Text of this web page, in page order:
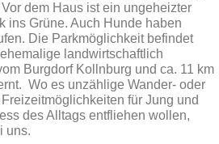
dem Haus ist ein ungeheizter
ins Grüne. Auch Hunde haben
Die Parkmöglichkeit befindet
landwirtschaftlich
Burgdorf Kollnburg und ca. 11 km
Wo es unzählige Wander- oder
für Jung und
des Alltags entfliehen wollen,
uns.